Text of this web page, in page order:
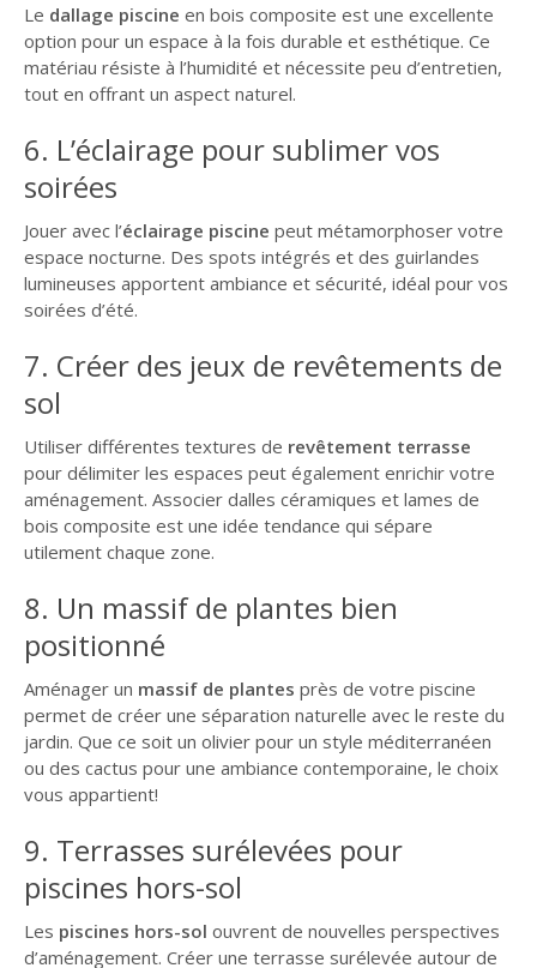
Le dallage piscine en bois composite est une excellente
option pour un espace à la fois durable et esthétique. Ce
matériau résiste à l’humidité et nécessite peu d’entretien,
tout en offrant un aspect naturel.
6. L’éclairage pour sublimer vos
soirées
Jouer avec l’éclairage piscine peut métamorphoser votre
espace nocturne. Des spots intégrés et des guirlandes
lumineuses apportent ambiance et sécurité, idéal pour vos
soirées d’été.
7. Créer des jeux de revêtements de
sol
Utiliser différentes textures de revêtement terrasse
pour délimiter les espaces peut également enrichir votre
aménagement. Associer dalles céramiques et lames de
bois composite est une idée tendance qui sépare
utilement chaque zone.
8. Un massif de plantes bien
positionné
Aménager un massif de plantes près de votre piscine
permet de créer une séparation naturelle avec le reste du
jardin. Que ce soit un olivier pour un style méditerranéen
ou des cactus pour une ambiance contemporaine, le choix
vous appartient!
9. Terrasses surélevées pour
piscines hors-sol
Les piscines hors-sol ouvrent de nouvelles perspectives
d’aménagement. Créer une terrasse surélevée autour de